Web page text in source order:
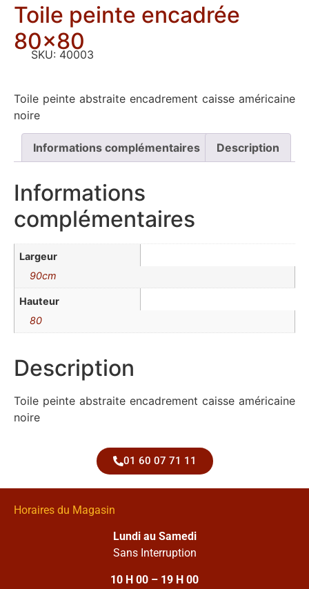
Toile peinte encadrée
80×80
SKU: 40003
Toile peinte abstraite encadrement caisse américaine
noire
Informations complémentaires Description
Informations
complémentaires
Largeur
90cm
Hauteur
80
Description
Toile peinte abstraite encadrement caisse américaine
noire
01 60 07 71 11
Horaires du Magasin
Lundi au Samedi
Sans Interruption
10 H 00 – 19 H 00